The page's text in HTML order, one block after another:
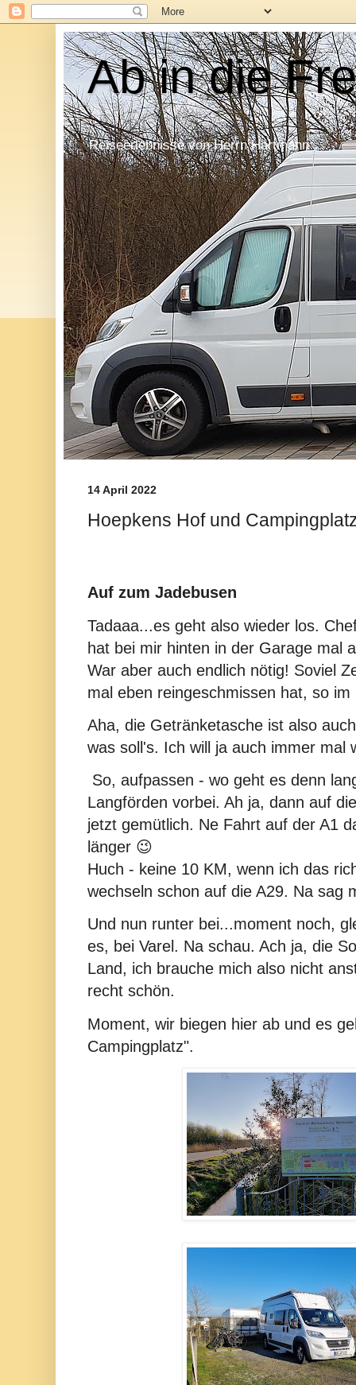
Ab in die
Reiseerlebnisse von Herrn Hartmann
14 April 2022
Hoepkens Hof und
Auf zum Jadebusen
Tadaaa...es geht also wieder los.
hat bei mir hinten in der Garage mal
War aber auch endlich nötig! Soviel
mal eben reingeschmissen hat, so
Aha, die Getränketasche ist also
was soll's. Ich will ja auch immer mal
So, aufpassen - wo geht es denn
Langförden vorbei. Ah ja, dann auf
jetzt gemütlich. Ne Fahrt auf der A1
länger 😉
Huch - keine 10 KM, wenn ich das
wechseln schon auf die A29. Na sag
Und nun runter bei...moment noch,
es, bei Varel. Na schau. Ach ja, die
Land, ich brauche mich also nicht
recht schön.
Moment, wir biegen hier ab und es
Campingplatz".